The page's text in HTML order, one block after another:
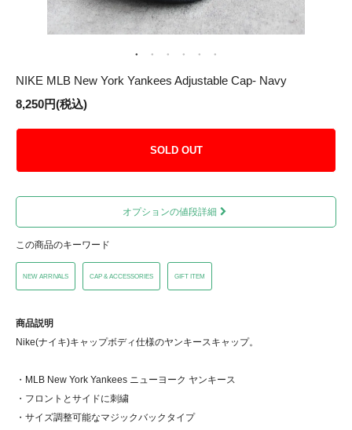
NIKE MLB New York Yankees Adjustable Cap- Navy
8,250円(税込)
SOLD OUT
オプションの値段詳細
この商品のキーワード
NEW ARRIVALS CAP & ACCESSORIES GIFT ITEM
商品説明
Nike(ナイキ)キャップボディ仕様のヤンキースキャップ。
・MLB New York Yankees ニューヨーク ヤンキース
・フロントとサイドに刺繍
・サイズ調整可能なマジックバックタイプ